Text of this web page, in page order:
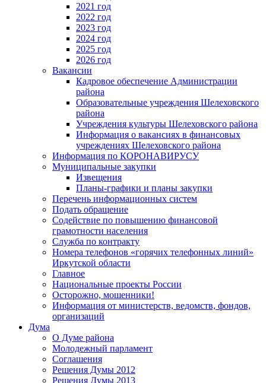
2021 год
2022 год
2023 год
2024 год
2025 год
2026 год
Вакансии
Кадровое обеспечение Администрации
района
Образовательные учреждения Шелеховского
района
Учреждения культуры Шелеховского района
Информация о вакансиях в финансовых
учреждениях Шелеховского района
Информация по КОРОНАВИРУСУ
Муниципальные закупки
Извещения
Планы-графики и планы закупки
Перечень информационных систем
Подать обращение
Содействие по повышению финансовой
грамотности населения
Служба по контракту
Номера телефонов «горячих телефонных линий»
Иркутской области
Главное
Национальные проекты России
Осторожно, мошенники!
Информация от министерств, ведомств, фондов,
организаций
Дума
О Думе района
Молодежный парламент
Соглашения
Решения Думы 2012
Решения Думы 2013